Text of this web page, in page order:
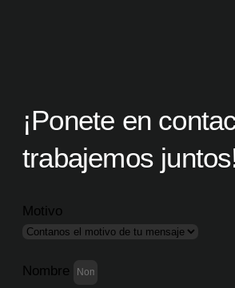
¡Ponete en
trabajemos
Motivo
Nombre